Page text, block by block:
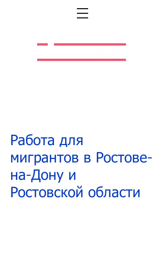
Работа для
мигрантов в Ростове-
на-Дону и
Ростовской области